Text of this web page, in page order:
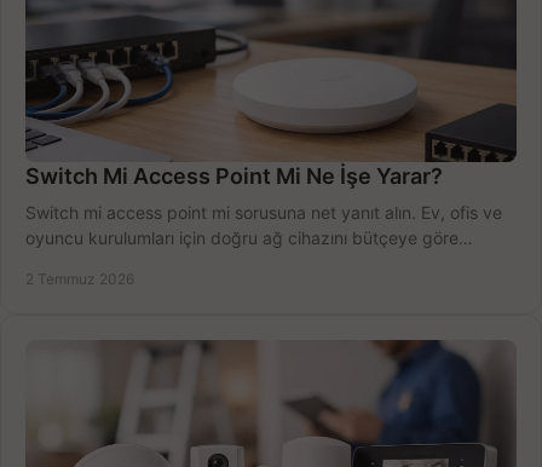
Switch Mi Access Point Mi Ne İşe Yarar?
Switch mi access point mi sorusuna net yanıt alın. Ev, ofis ve
oyuncu kurulumları için doğru ağ cihazını bütçeye göre
2 Temmuz 2026